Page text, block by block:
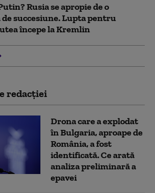
Rusia se apropie de o
succesiune. Lupta pentru
începe la Kremlin
redacţiei
Drona care a explodat
în Bulgaria, aproape de
România, a fost
identificată. Ce arată
analiza preliminară a
epavei